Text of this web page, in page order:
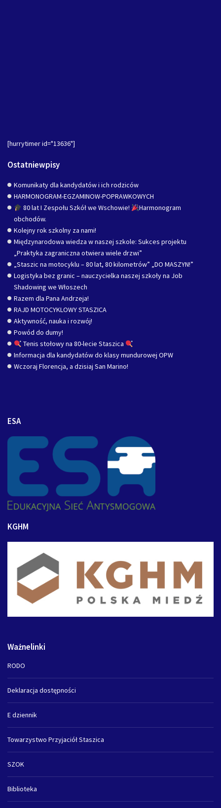
[hurrytimer id="13636"]
Ostatniewpisy
Komunikaty dla kandydatów i ich rodziców
HARMONOGRAM-EGZAMINOW-POPRAWKOWYCH
80 lat I Zespołu Szkół we Wschowie!
Harmonogram
obchodów.
Kolejny rok szkolny za nami!
Międzynarodowa wiedza w naszej szkole: Sukces projektu
„Praktyka zagraniczna otwiera wiele drzwi”
„Staszic na motocyklu – 80 lat, 80 kilometrów” „DO MASZYN!”
Logistyka bez granic – nauczycielka naszej szkoły na Job
Shadowing we Włoszech
Razem dla Pana Andrzeja!
RAJD MOTOCYKLOWY STASZICA
Aktywność, nauka i rozwój!
Powód do dumy!
Tenis stołowy na 80-lecie Staszica
Informacja dla kandydatów do klasy mundurowej OPW
Wczoraj Florencja, a dzisiaj San Marino!
ESA
KGHM
Ważnelinki
RODO
Deklaracja dostępności
E dziennik
Towarzystwo Przyjaciół Staszica
SZOK
Biblioteka